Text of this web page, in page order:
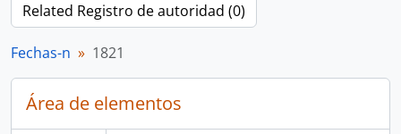
Related Registro de autoridad (0)
Fechas-n 1821
Área de elementos